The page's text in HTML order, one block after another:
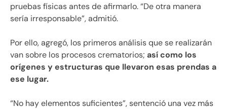
pruebas físicas antes de afirmarlo. “De otra manera
sería irresponsable”, admitió.
Por ello, agregó, los primeros análisis que se realizarán
van sobre los procesos crematorios; así como los
orígenes y estructuras que llevaron esas prendas a
ese lugar.
“No hay elementos suficientes”, sentenció una vez más